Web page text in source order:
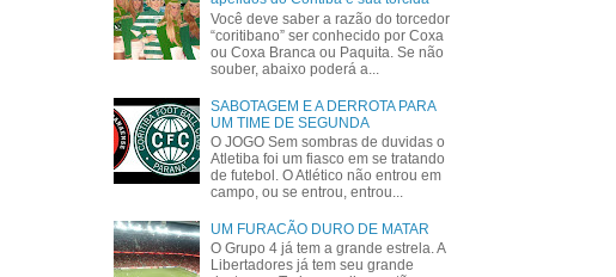
Você deve saber a razão do torcedor
“coritibano” ser conhecido por Coxa
ou Coxa Branca ou Paquita. Se não
souber, abaixo poderá a...
SABOTAGEM E A DERROTA PARA
UM TIME DE SEGUNDA
O JOGO Sem sombras de duvidas o
Atletiba foi um fiasco em se tratando
de futebol. O Atlético não entrou em
campo, ou se entrou, entrou...
UM FURACÃO DURO DE MATAR
O Grupo 4 já tem a grande estrela. A
Libertadores já tem seu grande